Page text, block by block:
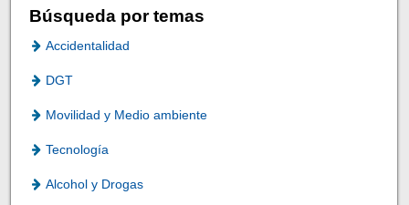
Búsqueda por temas
Accidentalidad
DGT
Movilidad y Medio ambiente
Tecnología
Alcohol y Drogas